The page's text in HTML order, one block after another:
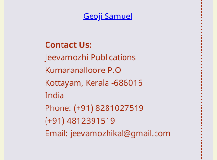
Geoji Samuel
Contact Us:
Jeevamozhi Publications
Kumaranalloore P.O
Kottayam, Kerala -686016
India
Phone: (+91) 8281027519
(+91) 4812391519
Email: jeevamozhikal@gmail.com